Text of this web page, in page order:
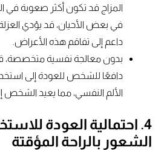
المزاج قد تكون أكثر صعوبة في
في بعض الأحيان، قد يؤدي
داعم إلى تفاقم هذه الأعراض.
بدون معالجة نفسية متخصصة،
دافعًا للشخص للعودة إلى
الألم النفسي، مما يعيد الشخص
4. احتمالية العودة
الشعور بالراحة المؤقتة